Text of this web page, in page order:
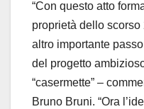
“Con questo atto
proprietà dello scorso
altro importante
del progetto
“casermette” –
Bruno Bruni. “Ora